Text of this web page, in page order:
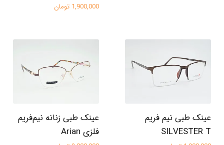
1,900,000 تومان
عینک طبی نیم فریم
SILVESTER T
عینک طبی زنانه نیم‌فریم
فلزی Arian